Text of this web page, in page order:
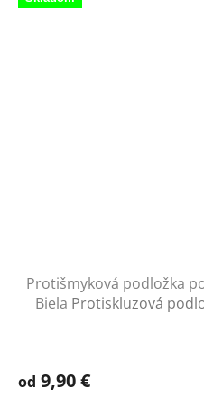
Protišmyková podložka
Biela Protiskluzová
od 9,90 €